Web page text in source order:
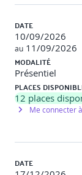
projets ?
Comment
attirer un
Comment
dans mon
Quel
Quels sont
Quels
Quelle
MICRO
DATE
10/09/2026
au 11/09/2026
MODALITÉ
Présentiel
PLACES
12 places
Me connecter
DATE